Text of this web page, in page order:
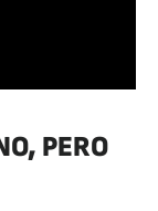
PERO